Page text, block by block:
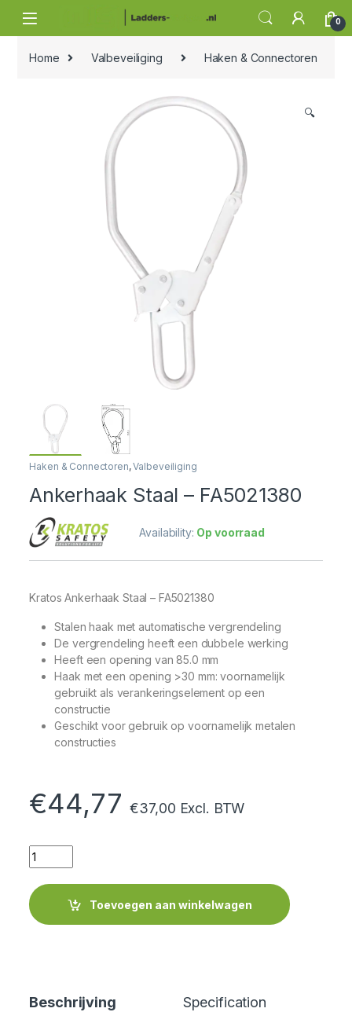
0
Home Valbeveiliging Haken & Connectoren
🔍
Haken & Connectoren,Valbeveiliging
Ankerhaak Staal – FA5021380
Availability: Op voorraad
Kratos Ankerhaak Staal – FA5021380
Stalen haak met automatische vergrendeling
De vergrendeling heeft een dubbele werking
Heeft een opening van 85.0 mm
Haak met een opening >30 mm: voornamelijk
gebruikt als verankeringselement op een
constructie
Geschikt voor gebruik op voornamelijk metalen
constructies
€44,77 €37,00 Excl. BTW
Quantity
Toevoegen aan winkelwagen
Beschrijving Specification